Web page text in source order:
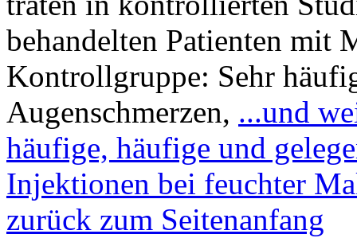
behandelten Patienten mit
Kontrollgruppe: Sehr
Augenschmerzen, ...und
häufige, häufige und
Injektionen bei feuchter
zurück zum Seitenanfang